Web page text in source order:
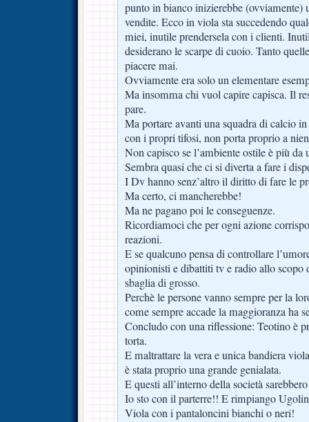
punto in bianco inizierebbe (ovviamente)
vendite. Ecco in viola sta succedendo
miei, inutile prendersela con i clienti.
desiderano le scarpe di cuoio. Tanto
piacere mai.
Ovviamente era solo un elementare
Ma insomma chi vuol capire capisca. Il
pare.
Ma portare avanti una squadra di calcio
con i propri tifosi, non porta proprio a
Non capisco se l’ambiente ostile è più da
Sembra quasi che ci si diverta a fare i
I Dv hanno senz’altro il diritto di fare le
Ma certo, ci mancherebbe!
Ma ne pagano poi le conseguenze.
Ricordiamoci che per ogni azione
reazioni.
E se qualcuno pensa di controllare
opinionisti e dibattiti tv e radio allo scopo
sbaglia di grosso.
Perchè le persone vanno sempre per la
come sempre accade la maggioranza ha
Concludo con una riflessione: Teotino è
torta.
E maltrattare la vera e unica bandiera
è stata proprio una grande genialata.
E questi all’interno della società
Io sto con il parterre!! E rimpiango
Viola con i pantaloncini bianchi o neri!